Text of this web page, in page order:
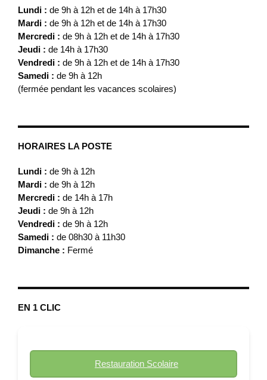
Lundi : de 9h à 12h et de 14h à 17h30
Mardi : de 9h à 12h et de 14h à 17h30
Mercredi : de 9h à 12h et de 14h à 17h30
Jeudi : de 14h à 17h30
Vendredi : de 9h à 12h et de 14h à 17h30
Samedi : de 9h à 12h
(fermée pendant les vacances scolaires)
HORAIRES LA POSTE
Lundi : de 9h à 12h
Mardi : de 9h à 12h
Mercredi : de 14h à 17h
Jeudi : de 9h à 12h
Vendredi : de 9h à 12h
Samedi : de 08h30 à 11h30
Dimanche : Fermé
EN 1 CLIC
Restauration Scolaire